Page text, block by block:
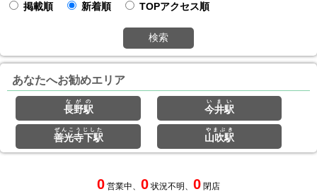
掲載順
新着順 TOPアクセス順
検索
あなたへお勧めエリア
長野駅
ながの
今井駅
いまい
善光寺下駅
ぜんこうじした
山吹駅
やまぶき
0 営業中、 0 状況不明、 0 閉店